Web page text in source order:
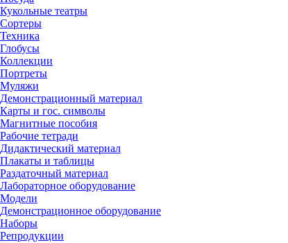
Кукольные театры
Сортеры
Техника
Глобусы
Коллекции
Портреты
Муляжи
Демонстрационный материал
Карты и гос. символы
Магнитные пособия
Рабочие тетради
Дидактический материал
Плакаты и таблицы
Раздаточный материал
Лабораторное оборудование
Модели
Демонстрационное оборудование
Наборы
Репродукции